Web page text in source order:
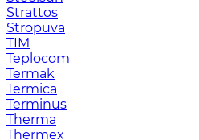
Strattos
Stropuva
TIM
Teplocom
Termak
Termica
Terminus
Therma
Thermex